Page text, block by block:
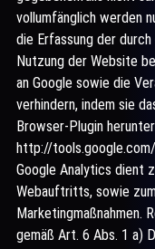
vollumfänglich werden
die Erfassung der
Nutzung der Website
an Google sowie die
verhindern, indem sie
Browser-Plugin
http://
Google Analytics dient
Webauftritts, sowie
Marketingmaßnahmen.
gemäß Art. 6 Abs. 1 a)